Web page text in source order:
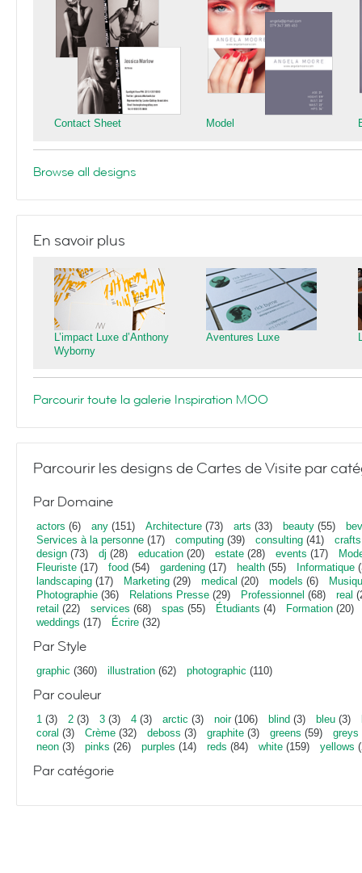
Contact Sheet Model
Browse all designs
En savoir plus
L’impact Luxe d’Anthony
Wyborny
Aventures Luxe
Parcourir toute la galerie Inspiration MOO
Parcourir les designs de Cartes de Visite par
Par Domaine
actors (6) any (151) Architecture (73) arts (33) beauty (55)
Services à la personne (17) computing (39) consulting (41) crafts
design (73) dj (28) education (20) estate (28) events (17)
Fleuriste (17) food (54) gardening (17) health (55) Informatique
landscaping (17) Marketing (29) medical (20) models (6)
Photographie (36) Relations Presse (29) Professionnel (68) real
retail (22) services (68) spas (55) Étudiants (4) Formation (20)
weddings (17) Écrire (32)
Par Style
graphic (360) illustration (62) photographic (110)
Par couleur
1 (3) 2 (3) 3 (3) 4 (3) arctic (3) noir(106) blind (3) bleu (3)
coral (3) Crème (32) deboss (3) graphite (3) greens (59) greys
neon (3) pinks (26) purples (14) reds (84) white (159) yellows
Par catégorie